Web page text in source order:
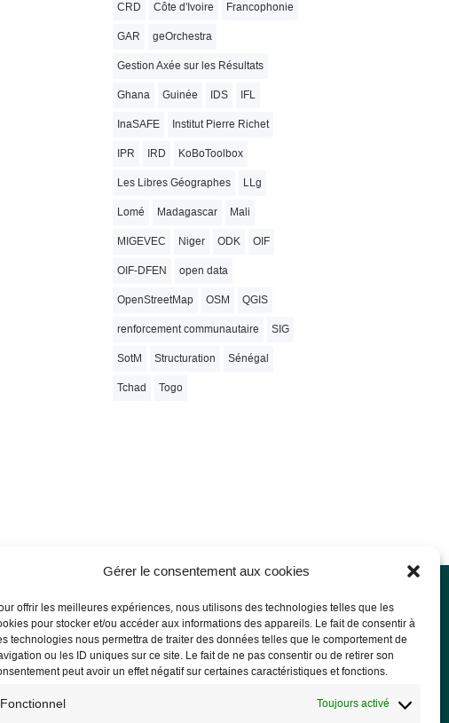
Gérer le consentement aux cookies
offrir les meilleures expériences, nous utilisons des technologies telles que les
pour stocker et/ou accéder aux informations des appareils. Le fait de consentir à
technologies nous permettra de traiter des données telles que le comportement de
ou les ID uniques sur ce site. Le fait de ne pas consentir ou de retirer son
peut avoir un effet négatif sur certaines caractéristiques et fonctions.
Fonctionnel Toujours activé
CRD Côte d'Ivoire Francophonie
GAR geOrchestra
Gestion Axée sur les Résultats
Ghana Guinée IDS IFL
InaSAFE Institut Pierre Richet
IPR IRD KoBoToolbox
Les Libres Géographes LLg
Lomé Madagascar Mali
MIGEVEC Niger ODK OIF
OIF-DFEN open data
OpenStreetMap OSM QGIS
renforcement communautaire SIG
SotM Structuration Sénégal
Tchad Togo
Informations légales
Mentions légales